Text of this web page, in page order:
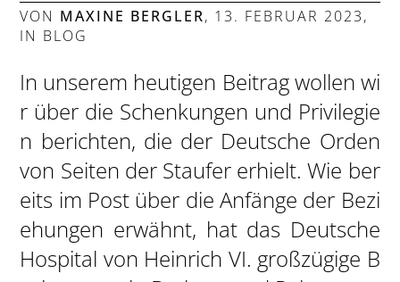
VON MAXINE BERGLER, 13. FEBRUAR 2023,
IN BLOG
In unserem heutigen Beitrag wollen wi
r über die Schenkungen und Privilegie
n berichten, die der Deutsche Orden
von Seiten der Staufer erhielt. Wie ber
eits im Post über die Anfänge der Bezi
ehungen erwähnt, hat das Deutsche
Hospital von Heinrich VI. großzügige B